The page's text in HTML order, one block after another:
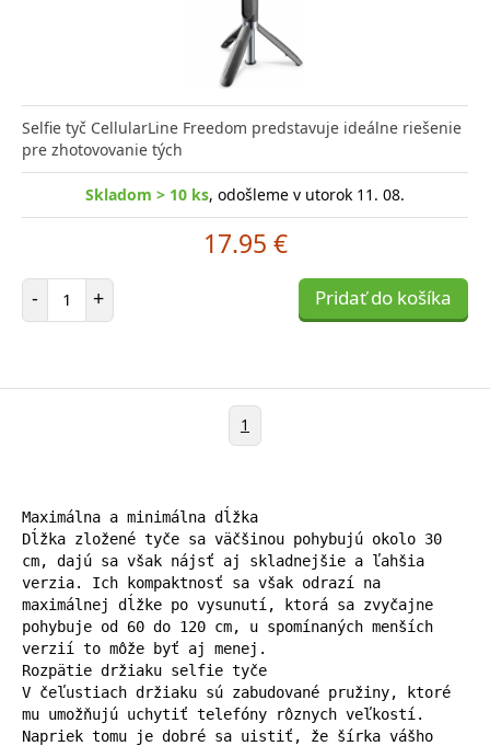
Selfie tyč CellularLine Freedom predstavuje ideálne riešenie
pre zhotovovanie tých
Skladom > 10 ks, odošleme v utorok 11. 08.
17.95 €
- Počet položiek
+ Pridať do košíka
1
Maximálna a minimálna dĺžka
Dĺžka zložené tyče sa väčšinou pohybujú okolo 30
cm, dajú sa však nájsť aj skladnejšie a ľahšia
verzia. Ich kompaktnosť sa však odrazí na
maximálnej dĺžke po vysunutí, ktorá sa zvyčajne
pohybuje od 60 do 120 cm, u spomínaných menších
verzií to môže byť aj menej.
Rozpätie držiaku selfie tyče
V čeľustiach držiaku sú zabudované pružiny, ktoré
mu umožňujú uchytiť telefóny rôznych veľkostí.
Napriek tomu je dobré sa uistiť, že šírka vášho